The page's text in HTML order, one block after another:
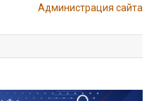
Администрация сайта